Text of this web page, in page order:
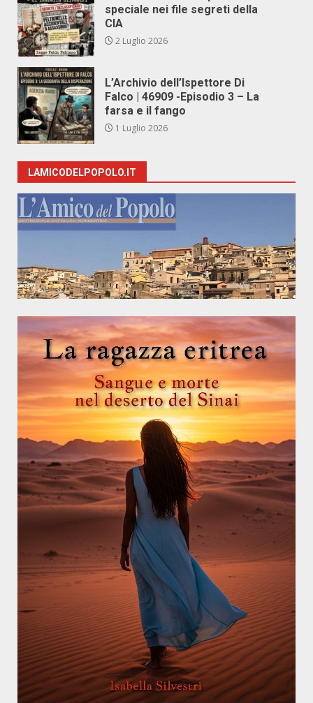
speciale nei file segreti della
CIA
2 Luglio 2026
L’Archivio dell’Ispettore Di
Falco | 46909 -Episodio 3 – La
farsa e il fango
1 Luglio 2026
LAMICODELPOPOLO.IT